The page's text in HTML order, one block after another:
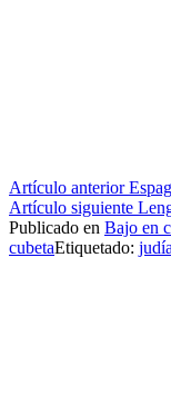
Seguir
leyendo
Artículo anterior
Artículo siguiente
Publicado en Bajo en
cubetaEtiquetado: